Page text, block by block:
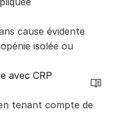
cause évidente
isolée ou
avec CRP
tenant compte de